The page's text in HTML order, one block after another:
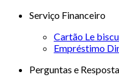
Serviço Financeiro
Cartão Le
Empréstimo
Perguntas e